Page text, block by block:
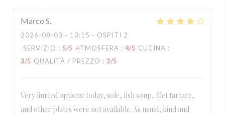
Marco S
2026-08-03 - 13:15 - OSPITI 2
SERVIZIO : 5/5 ATMOSFERA : 4/5 CUCINA :
3/5 QUALITÀ / PREZZO : 3/5
Very limited options: today, sole, fish soup, filet tartare,
and other plates were not available. As usual, kind and